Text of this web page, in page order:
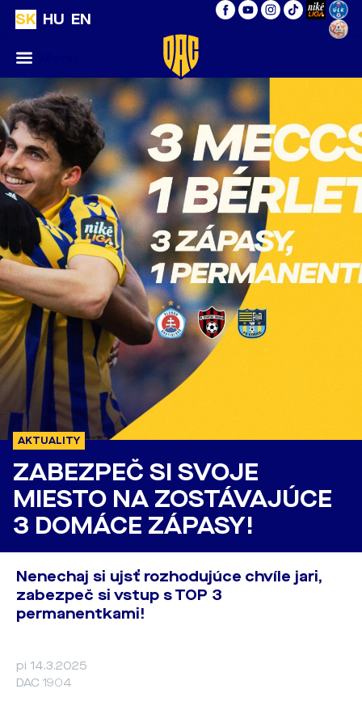
SK HU EN
AKTUALITY
ZABEZPEČ SI SVOJE
MIESTO NA ZOSTÁVAJÚCE
3 DOMÁCE ZÁPASY!
Nenechaj si ujsť rozhodujúce chvíle jari,
zabezpeč si vstup s TOP 3
permanentkami!
pi 14.3.2025
DAC 1904